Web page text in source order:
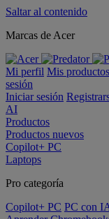
Saltar al contenido
Marcas de Acer
Mi perfil Mis productos
sesión
Iniciar sesión
AI
Productos
Productos nuevos
Copilot+ PC
Laptops
Pro categoría
Copilot+ PC PC con